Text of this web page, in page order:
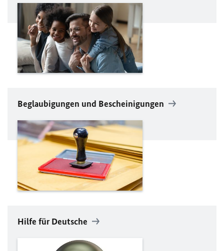
Beglaubigungen und Bescheinigungen
Hilfe für Deutsche